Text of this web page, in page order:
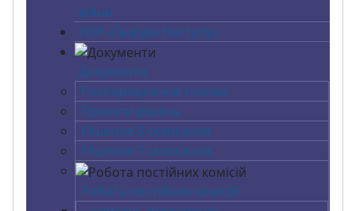
війни
НКР «Гвардія Наступу»
Документи
Розпорядження голови
Проєкти рішень
Рішення 8 скликання
Рішення 7 скликання
Робота постійних комісій